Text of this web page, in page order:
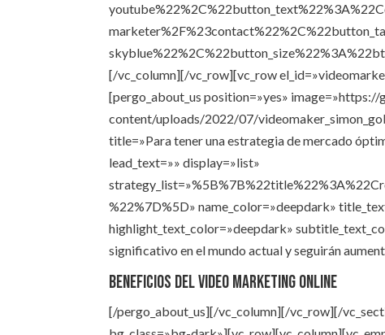
[/vc_column][/vc_row][vc_row
[pergo_about_us position=»yes»
content/uploads/2022/07/
title=»Para tener una estrategia de mercado
lead_text=»» display=»list»
%22%7D%5D» name_color=»deepdark»
highlight_text_color=»deepdark»
significativo en el mundo actual y seguirán
Beneficios del video marketing online
[/pergo_about_us][/vc_column][/vc_row][/